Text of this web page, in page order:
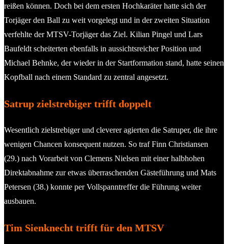
reißen können. Doch bei dem ersten Hochkaräter hatte sich der
Torjäger den Ball zu weit vorgelegt und in der zweiten Situation
verfehlte der MTSV-Torjäger das Ziel. Kilian Pingel und Lars
Baufeldt scheiterten ebenfalls in aussichtsreicher Position und
Michael Behnke, der wieder in der Startformation stand, hatte seinen
Kopfball nach einem Standard zu zentral angesetzt.
Satrup zielstrebiger trifft doppelt
Wesentlich zielstrebiger und cleverer agierten die Satruper, die ihre
wenigen Chancen konsequent nutzen. So traf Finn Christiansen
(29.) nach Vorarbeit von Clemens Nielsen mit einer halbhohen
Direktabnahme zur etwas überraschenden Gästeführung und Mats
Petersen (38.) konnte per Vollspanntreffer die Führung weiter
ausbauen.
Tim Sienknecht trifft für den MTSV